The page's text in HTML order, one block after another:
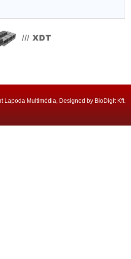
Lapoda Multimédia, Designed by BioDigit Kft.